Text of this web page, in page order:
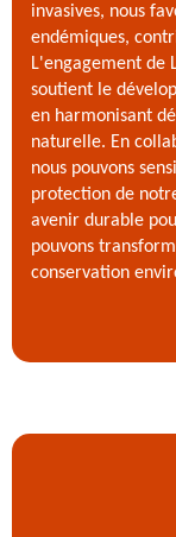
invasives, nous
endémiques,
L'engagement de
soutient le
en harmonisant
naturelle. En
nous pouvons
protection de
avenir durable
pouvons
conservation